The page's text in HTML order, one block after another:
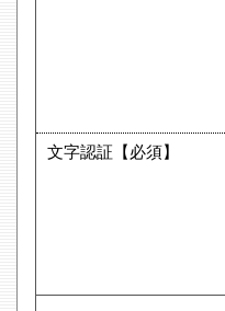
文字認証【必須】